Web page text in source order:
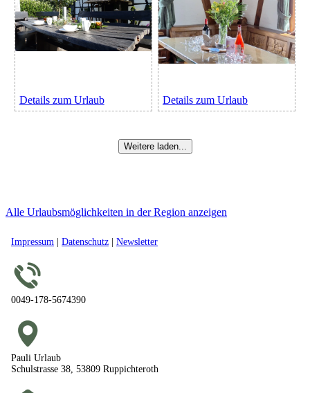
Details zum Urlaub Details zum Urlaub
Weitere laden...
Alle Urlaubsmöglichkeiten in der Region anzeigen
Impressum Datenschutz Newsletter
0049-178-5674390
Pauli Urlaub
Schulstrasse 38, 53809 Ruppichteroth